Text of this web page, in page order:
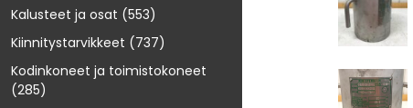
Kalusteet ja osat (553)
Kiinnitystarvikkeet (737)
Kodinkoneet ja toimistokoneet
(285)